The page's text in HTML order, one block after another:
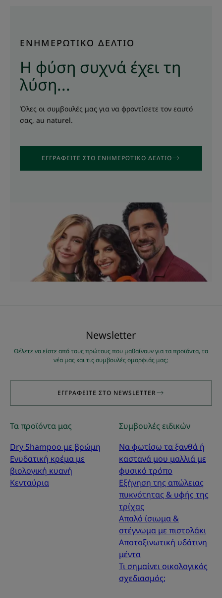
ΕΝΗΜΕΡΩΤΙΚΟ ΔΕΛΤΙΟ
Η φύση συχνά έχει τη
λύση...
Όλες οι συμβουλές μας για να φροντίσετε τον εαυτό
σας, au naturel.
ΕΓΓΡΑΦΕΊΤΕ ΣΤΟ ΕΝΗΜΕΡΩΤΙΚΌ ΔΕΛΤΊΟ
Νewsletter
Θέλετε να είστε από τους πρώτους που μαθαίνουν για τα προϊόντα, τα
νέα μας και τις συμβουλές ομορφιάς μας;
ΕΓΓΡΑΦΕΊΤΕ ΣΤΟ NEWSLETTER
Τα προϊόντα μας
Dry Shampoo με βρώμη
Ενυδατική κρέμα με
βιολογική κυανή
Κενταύρια
Συμβουλές ειδικών
Να φωτίσω τα ξανθά ή
καστανά μου μαλλιά με
φυσικό τρόπο
Εξήγηση της απώλειας
πυκνότητας & υφής της
τρίχας
Απαλό ίσιωμα &
στέγνωμα με πιστολάκι
Αποτοξινωτική υδάτινη
μέντα
Τι σημαίνει οικολογικός
σχεδιασμός;